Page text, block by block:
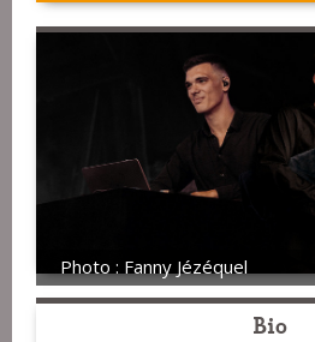
Photo : Fanny Jézéquel
Bio